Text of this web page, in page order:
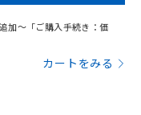
加～「ご購入手続き：価
カートをみる